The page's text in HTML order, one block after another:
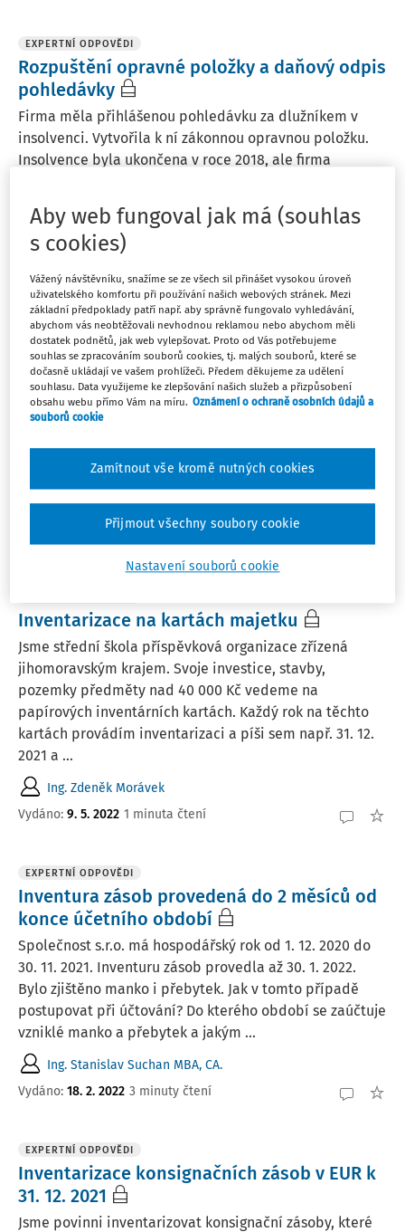
EXPERTNÍ ODPOVĚDI
Rozpuštění opravné položky a daňový odpis
pohledávky
Firma měla přihlášenou pohledávku za dlužníkem v
insolvenci. Vytvořila k ní zákonnou opravnou položku.
Insolvence byla ukončena v roce 2018, ale firma
pohledávku neodepsala. Firma rozpustí vytvořenou ZOP
a ...
Ing. Martin Děrgel
Vydáno:28. 11. 2022 5 minut čtení
ČLÁNKY
Průmyslová práva v účetnictví a daních
Článek navazuje na příspěvek zveřejněný v předchozím
čísle časopisu, který byl zaměřený na průmyslová práva
věnuje vykazování, oceňování, inventarizaci, odpisování
Inventarizace na kartách majetku
Jsme střední škola příspěvková organizace zřízená
jihomoravským krajem. Svoje investice, stavby,
pozemky předměty nad 40 000 Kč vedeme na
papírových inventárních kartách. Každý rok na těchto
kartách provádím inventarizaci a píši sem např. 31. 12.
2021 a ...
Ing. Zdeněk Morávek
Vydáno: 9. 5. 2022 1 minuta čtení
EXPERTNÍ ODPOVĚDI
Inventura zásob provedená do 2 měsíců od
konce účetního období
Společnost s.r.o. má hospodářský rok od 1. 12. 2020 do
30. 11. 2021. Inventuru zásob provedla až 30. 1. 2022.
Bylo zjištěno manko i přebytek. Jak v tomto případě
postupovat při účtování? Do kterého období se zaúčtuje
vzniklé manko a přebytek a jakým ...
Ing. Stanislav Suchan MBA, CA.
Vydáno: 18. 2. 2022 3 minuty čtení
EXPERTNÍ ODPOVĚDI
Inventarizace konsignačních zásob v EUR k
31. 12. 2021
Jsme povinni inventarizovat konsignační zásoby, které
Aby web fungoval jak má (souhlas
s cookies)
Vážený návštěvníku, snažíme se ze všech sil přinášet vysokou úroveň
uživatelského komfortu při používání našich webových stránek. Mezi
základní předpoklady patří např. aby správně fungovalo vyhledávání,
abychom vás neobtěžovali nevhodnou reklamou nebo abychom měli
dostatek podnětů, jak web vylepšovat. Proto od Vás potřebujeme
souhlas se zpracováním souborů cookies, tj. malých souborů, které se
dočasně ukládají ve vašem prohlížeči. Předem děkujeme za udělení
souhlasu. Data využijeme ke zlepšování našich služeb a přizpůsobení
obsahu webu přímo Vám na míru. Oznámení o ochraně osobních údajů a
souborů cookie
Nastavení souborů cookie
Zamítnout vše kromě nutných cookies
Přijmout všechny soubory cookie